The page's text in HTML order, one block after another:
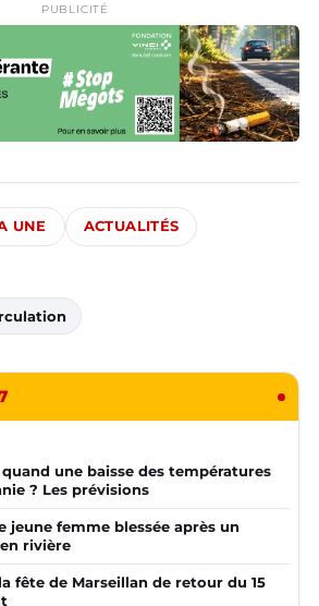
PUBLICITÉ
UNE ACTUALITÉS
quand une baisse des températures
? Les prévisions
jeune femme blessée après un
rivière
fête de Marseillan de retour du 15